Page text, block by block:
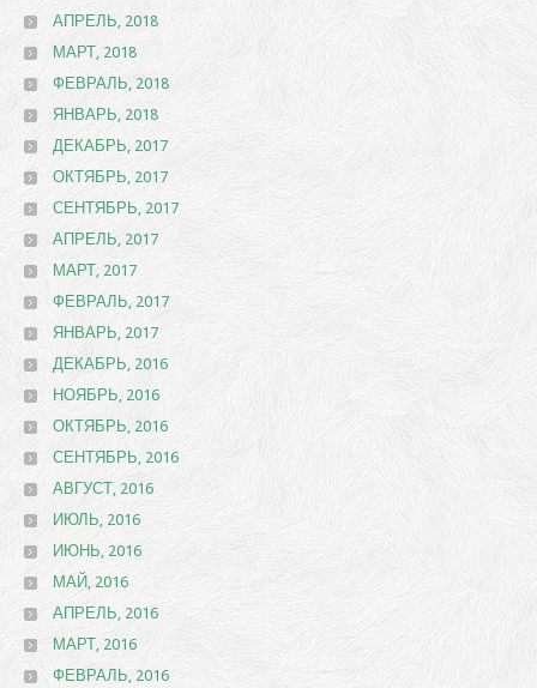
АПРЕЛЬ, 2018
МАРТ, 2018
ФЕВРАЛЬ, 2018
ЯНВАРЬ, 2018
ДЕКАБРЬ, 2017
ОКТЯБРЬ, 2017
СЕНТЯБРЬ, 2017
АПРЕЛЬ, 2017
МАРТ, 2017
ФЕВРАЛЬ, 2017
ЯНВАРЬ, 2017
ДЕКАБРЬ, 2016
НОЯБРЬ, 2016
ОКТЯБРЬ, 2016
СЕНТЯБРЬ, 2016
АВГУСТ, 2016
ИЮЛЬ, 2016
ИЮНЬ, 2016
МАЙ, 2016
АПРЕЛЬ, 2016
МАРТ, 2016
ФЕВРАЛЬ, 2016